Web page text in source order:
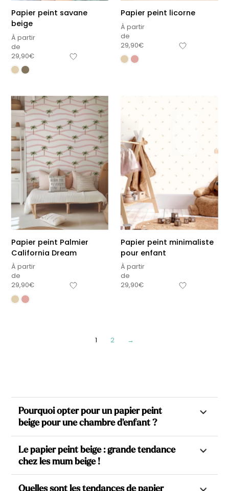
Papier peint savane
beige
À partir
de
29,90€
Papier peint licorne
À partir
de
29,90€
Papier peint Palmier
California Dream
À partir
de
29,90€
Papier peint minimaliste
pour enfant
À partir
de
29,90€
1 2 →
Pourquoi opter pour un papier peint
beige pour une chambre d'enfant ?
enfant offre une multitude d’avantages. Tout d’abord, la
couleur beige est reconnue pour sa douceur et son
intemporalité. Elle crée une atmosphère chaleureuse et
apaisante, idéale pour favoriser le sommeil et le bien-être
Le papier peint beige : grande tendance
chez les mum beige !
Quelles sont les tendances de papier